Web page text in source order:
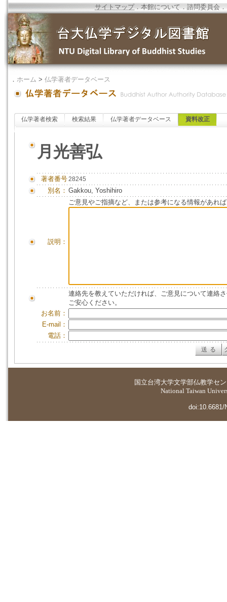
サイトマップ．本館について ．諮問委員会 ．
． ホーム > 仏学著者データベース
仏学著者検索 検索結果 仏学著者データベース 資料改正
月光善弘
著者番号28245
別名： Gakkou, Yoshihiro
説明：
ご意見やご指摘など、または参考になる情報があれ
連絡先を教えていただければ、ご意見について連絡
ご安心ください。
お名前：
E-mail：
電話：
国立台湾大学文学部仏教学セ
National Taiwan
doi:10.6681/